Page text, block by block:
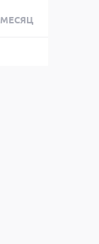
МЕСЯЦ